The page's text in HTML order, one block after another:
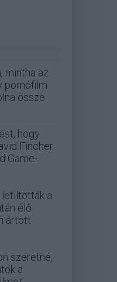
mintha az
pornófilm
össze
hogy
Fincher
Game-
a
élő
ártott
szeretné,
a